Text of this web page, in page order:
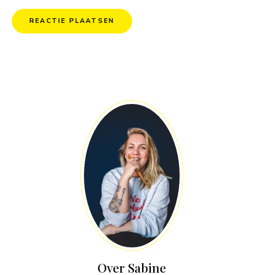
Over Sabine